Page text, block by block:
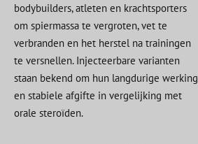
bodybuilders, atleten en krachtsporters
om spiermassa te vergroten, vet te
verbranden en het herstel na trainingen
te versnellen. Injecteerbare varianten
staan bekend om hun langdurige werking
en stabiele afgifte in vergelijking met
orale steroïden.